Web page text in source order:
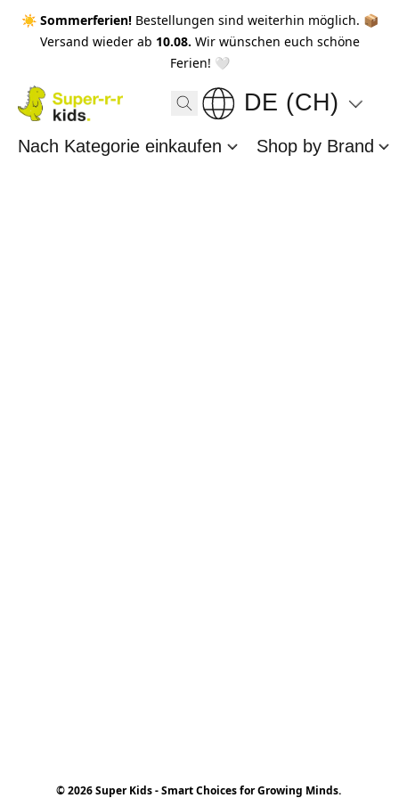
☀️ Sommerferien! Bestellungen sind weiterhin möglich. 📦
Versand wieder ab 10.08. Wir wünschen euch schöne
Ferien! 🤍
DE (CH)
Nach Kategorie einkaufen Shop by Brand
© 2026 Super Kids - Smart Choices for Growing Minds.